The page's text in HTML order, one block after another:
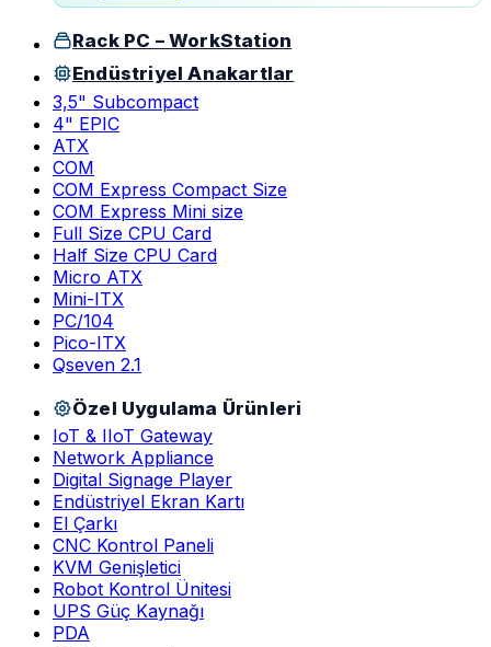
Rack PC – WorkStation
Endüstriyel Anakartlar
3,5" Subcompact
4" EPIC
ATX
COM
COM Express Compact Size
COM Express Mini size
Full Size CPU Card
Half Size CPU Card
Micro ATX
Mini-ITX
PC/104
Pico-ITX
Qseven 2.1
Özel Uygulama Ürünleri
IoT & IIoT Gateway
Network Appliance
Digital Signage Player
Endüstriyel Ekran Kartı
El Çarkı
CNC Kontrol Paneli
KVM Genişletici
Robot Kontrol Ünitesi
UPS Güç Kaynağı
PDA